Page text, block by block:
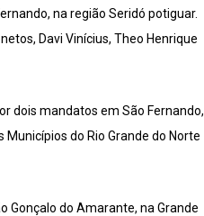
na região Seridó potiguar.
Davi Vinícius, Theo Henrique
dois mandatos em São Fernando,
do Rio Grande do Norte
Gonçalo do Amarante, na Grande